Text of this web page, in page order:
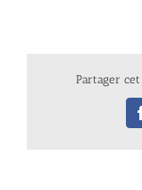
Partager cet